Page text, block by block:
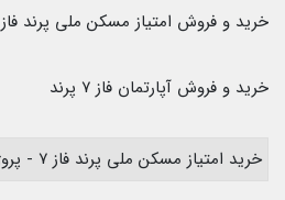
خرید و فروش امتیاز مسکن ملی پرند فاز ۷
خرید و فروش آپارتمان فاز ۷ پرند
خرید امتیاز مسکن ملی پرند فاز ۷ - پروژه کلبه سازان سفیر پرند